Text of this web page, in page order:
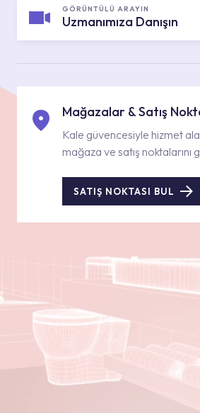
GÖRÜNTÜLÜ ARAYIN
Uzmanımıza Danışın
Mağazalar & Satış
Kale güvencesiyle hizmet
mağaza ve satış noktalarını
SATIŞ NOKTASI BUL